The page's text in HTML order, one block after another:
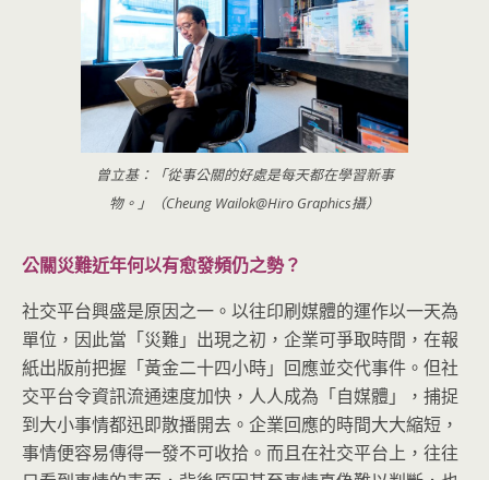
曾立基：「從事公關的好處是每天都在學習新事
物。」（Cheung Wailok@Hiro Graphics攝）
公關災難近年何以有愈發頻仍之勢？
社交平台興盛是原因之一。以往印刷媒體的運作以一天為
單位，因此當「災難」出現之初，企業可爭取時間，在報
紙出版前把握「黃金二十四小時」回應並交代事件。但社
交平台令資訊流通速度加快，人人成為「自媒體」，捕捉
到大小事情都迅即散播開去。企業回應的時間大大縮短，
事情便容易傳得一發不可收拾。而且在社交平台上，往往